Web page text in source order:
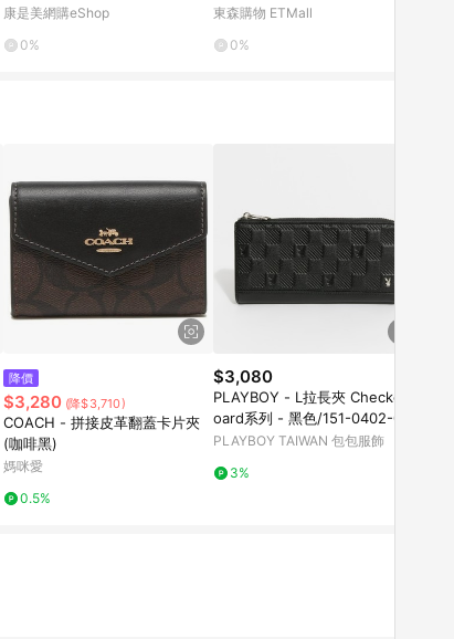
康是美網購eShop
0%
東森購物 ETMall
0%
降價
$3,280 (降$3,710)
COACH - 拼接皮革翻蓋卡片夾
(咖啡黑)
媽咪愛
0.5%
$3,080
PLAYBOY - L拉長夾 Checkerb
oard系列 - 黑色/151-0402-09-
3
PLAYBOY TAIWAN 包包服飾
3%